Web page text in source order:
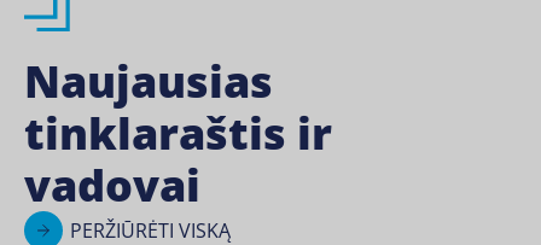
Naujausias
tinklaraštis ir
vadovai
PERŽIŪRĖTI VISKĄ